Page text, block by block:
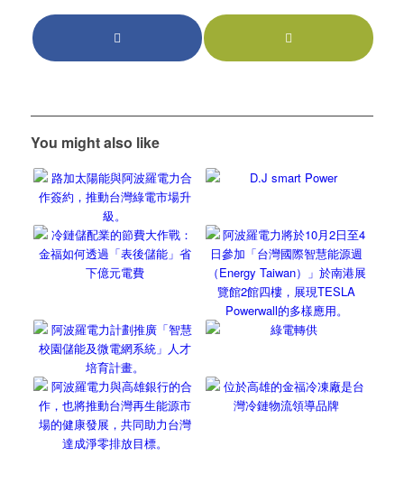
You might also like